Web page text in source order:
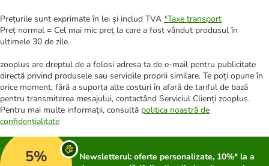
Prețurile sunt exprimate în lei și includ TVA *Taxe transport
Preț normal = Cel mai mic preț la care a fost vândut produsul în
ultimele 30 de zile.
zooplus are dreptul de a folosi adresa ta de e-mail pentru publicitate
directă privind produsele sau serviciile proprii similare. Te poți opune în
orice moment, fără a suporta alte costuri în afară de tariful de bază
pentru transmiterea mesajului, contactând Serviciul Clienți zooplus.
Pentru mai multe informații, consultă politica noastră de
confidențialitate
5%
Newsletterul: oferte personalizate, 10%* la a